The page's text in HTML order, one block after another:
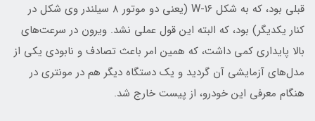
قبلی بود، که به شکل W-۱۶ (یعنی دو موتور ۸ سیلندر وی شکل در
کنار یکدیگر) بود، که البته این قول عملی نشد. ویرون در سرعت‌های
بالا پایداری کمی داشت، که همین امر باعث تصادف و نابودی یکی از
مدل‌های آزمایشی آن گردید و یک دستگاه دیگر هم در مونتری در
هنگام معرفی این خودرو، از پیست خارج شد.